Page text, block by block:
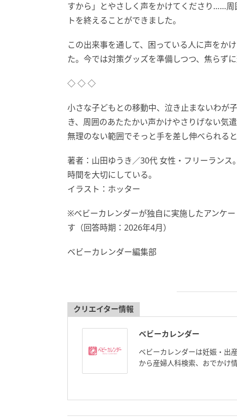
すから」とやさしく声をかけてくださり……
トを終えることができました。
この出来事を通して、困っている人に声をか
た。今では対策グッズを準備しつつ、焦らず
◇ ◇ ◇
小さな子どもとの移動中、泣き止まないわが
き、周囲のあたたかい声かけやさりげない気
無理のない範囲でそっと手を差し伸べられると
著者：山田ゆうき／30代 女性・フリーラン
時間を大切にしている。
イラスト：ホッター
※ベビーカレンダーが独自に実施したアンケ
す（回答時期：2026年4月）
ベビーカレンダー編集部
クリエイター情報
ベビーカレンダー
ベビーカレンダーは妊娠・出
から産婦人科検索、おでかけ